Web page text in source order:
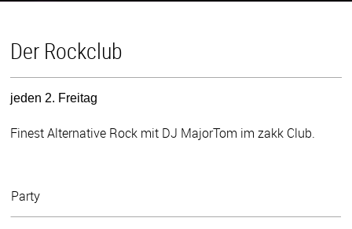
Der Rockclub
jeden 2. Freitag
Finest Alternative Rock mit DJ MajorTom im zakk Club.
Party